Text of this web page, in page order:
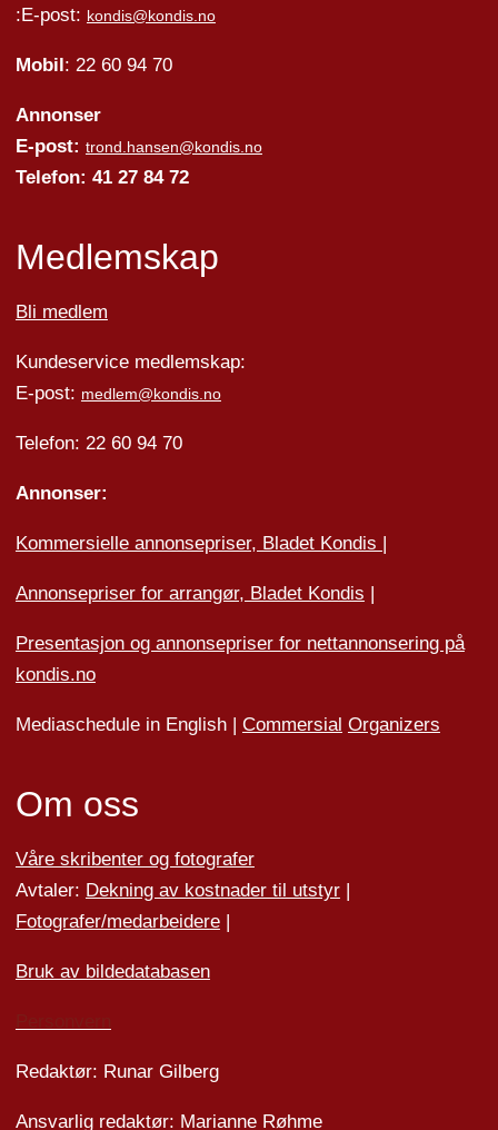
:E-post: kondis@kondis.no
Mobil: 22 60 94 70
Annonser
E-post: trond.hansen@kondis.no
Telefon: 41 27 84 72
Medlemskap
Bli medlem
Kundeservice medlemskap:
E-post: medlem@kondis.no
Telefon: 22 60 94 70
Annonser:
Kommersielle annonsepriser, Bladet Kondis |
Annonsepriser for arrangør, Bladet Kondis |
Presentasjon og annonsepriser for nettannonsering på
kondis.no
Mediaschedule in English | Commersial Organizers
Om oss
Våre skribenter og fotografer
Avtaler: Dekning av kostnader til utstyr|
Fotografer/medarbeidere|
Bruk av bildedatabasen
Redaktør: Runar Gilberg
Ansvarlig redaktør: Marianne Røhme